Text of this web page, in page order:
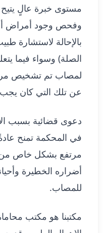
مستوى خبرة عالٍ
وفحص وجود أمراض
بالإحالة لاستشارة
الصلة) وسواء فيما
لمصاب تم تشخيص
عن تلك التي كان
دعوى قضائية بسبب
في المحكمة تمنح
مرتفع بشكل خاص
أضراره الخطيرة
للمصاب.
مكتبنا هو مكتب